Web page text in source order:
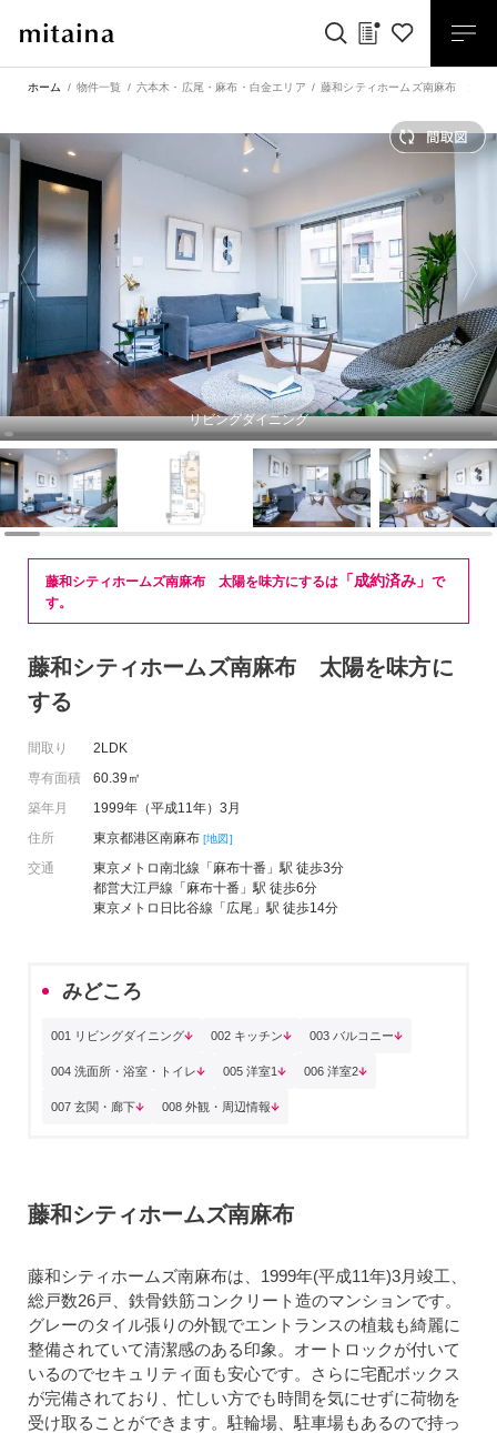
ホーム 物件一覧 六本木・広尾・麻布・白金エリア 藤和シティホームズ南麻布 太陽
リビングダイニング
藤和シティホームズ南麻布 太陽を味方にするは 「成約済み」 で
す。
藤和シティホームズ南麻布 太陽を味方に
する
間取り
2LDK
専有面積
60.39㎡
築年月
1999年（平成11年）3月
住所
東京都港区南麻布 [地図]
交通
東京メトロ南北線「麻布十番」駅 徒歩3分
都営大江戸線「麻布十番」駅 徒歩6分
東京メトロ日比谷線「広尾」駅 徒歩14分
みどころ
001 リビングダイニング 002 キッチン 003 バルコニー
004 洗面所・浴室・トイレ 005 洋室1 006 洋室2
007 玄関・廊下 008 外観・周辺情報
藤和シティホームズ南麻布
藤和シティホームズ南麻布は、1999年(平成11年)3月竣工、
総戸数26戸、鉄骨鉄筋コンクリート造のマンションです。
グレーのタイル張りの外観でエントランスの植栽も綺麗に
整備されていて清潔感のある印象。オートロックが付いて
いるのでセキュリティ面も安心です。さらに宅配ボックス
が完備されており、忙しい方でも時間を気にせずに荷物を
受け取ることができます。駐輪場、駐車場もあるので持っ